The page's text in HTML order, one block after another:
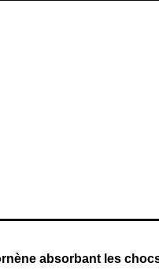
absorbant les